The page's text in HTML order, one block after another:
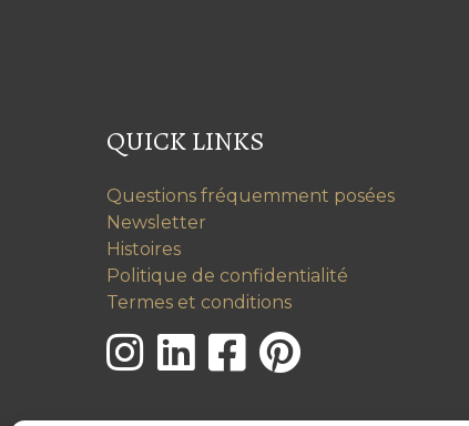
QUICK LINKS
Questions fréquemment posées
Newsletter
Histoires
Politique de confidentialité
Termes et conditions